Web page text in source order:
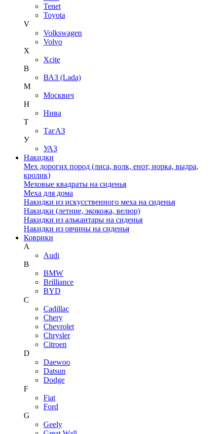
Tenet
Toyota
V
Volkswagen
Volvo
X
Xcite
В
ВАЗ (Lada)
М
Москвич
Н
Нива
Т
ТагАЗ
У
УАЗ
Накидки
Мех дорогих пород (лиса, волк, енот, норка, выдра,
кролик)
Меховые квадраты на сиденья
Меха для дома
Накидки из искусственного меха на сиденья
Накидки (летние, экокожа, велюр)
Накидки из алькантары на сиденья
Накидки из овчины на сиденья
Коврики
A
Audi
B
BMW
Brilliance
BYD
C
Cadillac
Chery
Chevrolet
Chrysler
Citroen
D
Daewoo
Datsun
Dodge
F
Fiat
Ford
G
Geely